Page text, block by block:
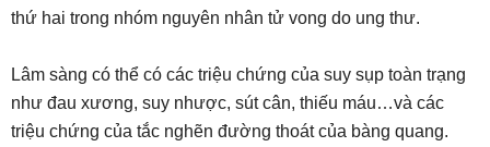
thứ hai trong nhóm nguyên nhân tử vong do ung thư.
Lâm sàng có thể có các triệu chứng của suy sụp toàn trạng
như đau xương, suy nhược, sút cân, thiếu máu…và các
triệu chứng của tắc nghẽn đường thoát của bàng quang.